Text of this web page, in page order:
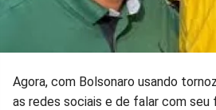
Agora, com Bolsonaro usando
as redes sociais e de falar com seu